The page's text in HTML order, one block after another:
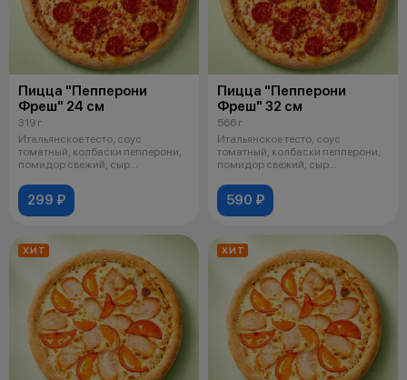
Пицца "Пепперони
Фреш" 24 см
319 г
Итальянское тесто, соус
томатный, колбаски пепперони,
помидор свежий, сыр
299 ₽
Пицца "Пепперони
Фреш" 32 см
566 г
Итальянское тесто, соус
томатный, колбаски пепперони,
помидор свежий, сыр
590 ₽
ХИТ ХИТ